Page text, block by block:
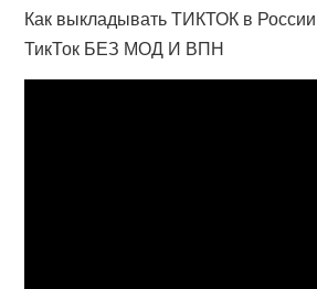
Как выкладывать ТИКТОК в России
ТикТок БЕЗ МОД И ВПН